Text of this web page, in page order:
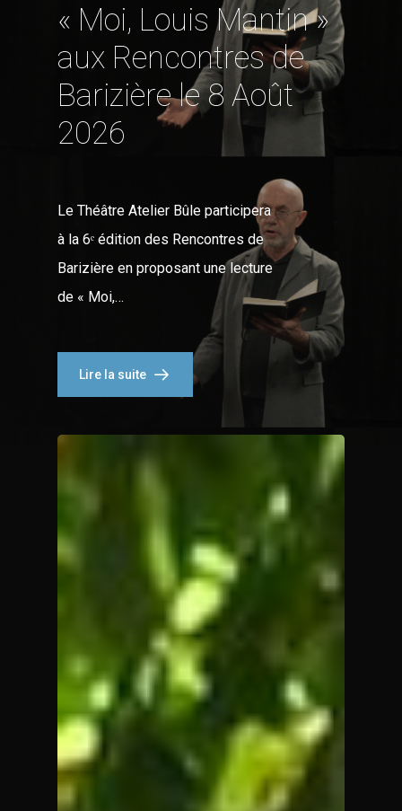
« Moi, Louis Mantin »
aux Rencontres de
Barizière le 8 Août
2026
Le Théâtre Atelier Bûle participera
à la 6ᵉ édition des Rencontres de
Barizière en proposant une lecture
de « Moi,…
Lire la suite